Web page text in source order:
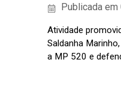
Publicada
Atividade
Saldanha
a MP 520 e